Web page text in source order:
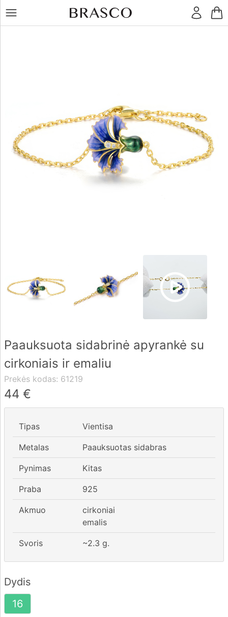
LT
Apyrankės
Pristatymas
Rekvizitai
Kontaktai
604 42021
Paauksuota sidabrinė apyrankė su
cirkoniais ir emaliu
Prekės kodas: 61219
44 €
Tipas Vientisa
Metalas Paauksuotas sidabras
Pynimas Kitas
Praba 925
Akmuo
cirkoniai
emalis
Svoris ~2.3 g.
Dydis
16